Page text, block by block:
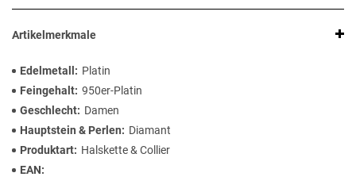
Artikelmerkmale
Edelmetall
Platin
Feingehalt 950er-Platin
Geschlecht
Damen
Hauptstein & Perlen
Diamant
Produktart
Halskette & Collier
EAN